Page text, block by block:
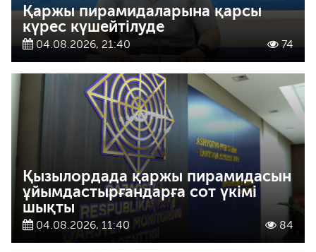
Қаржы пирамидаларына қарсы
күрес күшейтілуде
04.08.2026, 21:40 74
Қызылордада қаржы пирамидасын
ұйымдастырғандарға сот үкімі
шықты
04.08.2026, 11:40 84